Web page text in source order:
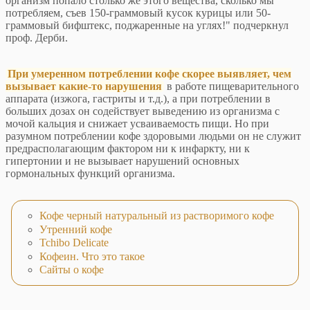
потребляем, съев 150-граммовый кусок курицы или 50-
граммовый бифштекс, поджаренные на углях!" подчеркнул
проф. Дерби.
При умеренном потреблении кофе скорее выявляет, чем
вызывает какие-то нарушения в работе пищеварительного
аппарата (изжога, гастриты и т.д.), а при потреблении в
больших дозах он содействует выведению из организма с
мочой кальция и снижает усваиваемость пищи. Но при
разумном потреблении кофе здоровыми людьми он не служит
предрасполагающим фактором ни к инфаркту, ни к
гипертонии и не вызывает нарушений основных
гормональных функций организма.
Кофе черный натуральный из растворимого кофе
Утренний кофе
Tchibo Delicate
Кофеин. Что это такое
Сайты о кофе